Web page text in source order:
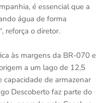
é essencial que a
água de forma
reforça o diretor.
às margens da BR-070 e
a um lago de 12,5
capacidade de armazenar
Descoberto faz parte do